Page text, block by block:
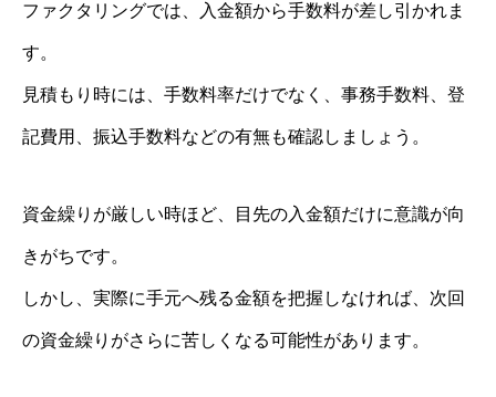
ファクタリングでは、入金額から手数料が差し引かれま
す。
見積もり時には、手数料率だけでなく、事務手数料、登
記費用、振込手数料などの有無も確認しましょう。
資金繰りが厳しい時ほど、目先の入金額だけに意識が向
きがちです。
しかし、実際に手元へ残る金額を把握しなければ、次回
の資金繰りがさらに苦しくなる可能性があります。